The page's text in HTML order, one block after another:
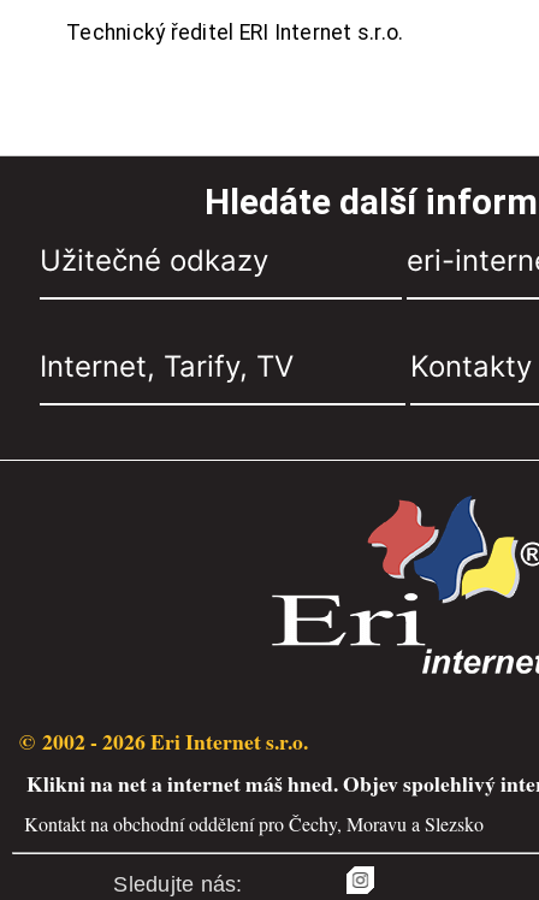
Technický ředitel ERI Internet s.r.o.
Hledáte další
Užitečné odkazy eri-
Internet, Tarify, TV Kontakty
© 2002 - 2026 Eri Internet s.r.o.
Klikni na net a internet máš hned. Objev spolehlivý
Kontakt na obchodní oddělení pro Čechy, Moravu a Slezsko
Sledujte nás: